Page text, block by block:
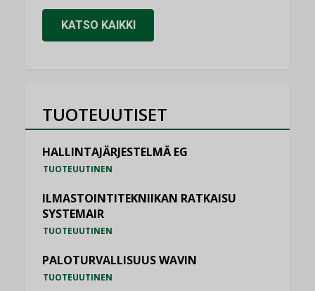
KATSO KAIKKI
TUOTEUUTISET
HALLINTAJÄRJESTELMÄ EG
TUOTEUUTINEN
ILMASTOINTITEKNIIKAN RATKAISU
SYSTEMAIR
TUOTEUUTINEN
PALOTURVALLISUUS WAVIN
TUOTEUUTINEN